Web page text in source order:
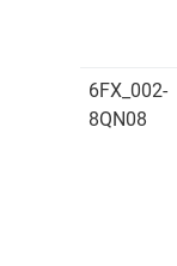
6FX_002-
8QN08